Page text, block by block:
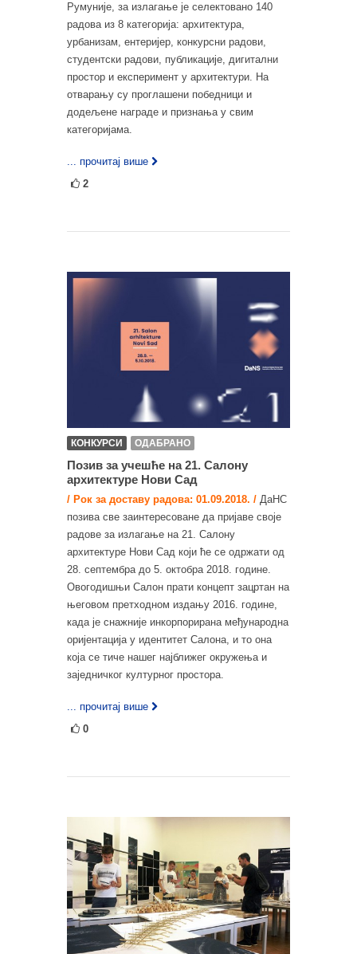
Румуније, за излагање је селектовано 140
радова из 8 категорија: архитектура,
урбанизам, ентеријер, конкурсни радови,
студентски радови, публикације, дигитални
простор и експеримент у архитектури. На
отварању су проглашени победници и
додељене награде и признања у свим
категоријама.
... прочитај више
2
КОНКУРСИ ОДАБРАНО
Позив за учешће на 21. Салону
архитектуре Нови Сад
/ Рок за доставу радова: 01.09.2018. / ДаНС
позива све заинтересоване да пријаве своје
радове за излагање на 21. Салону
архитектуре Нови Сад који ће се одржати од
28. септембра до 5. октобра 2018. године.
Овогодишњи Салон прати концепт зацртан на
његовом претходном издању 2016. године,
када је снажније инкорпорирана међународна
оријентација у идентитет Салона, и то она
која се тиче нашег најближег окружења и
заједничког културног простора.
... прочитај више
0